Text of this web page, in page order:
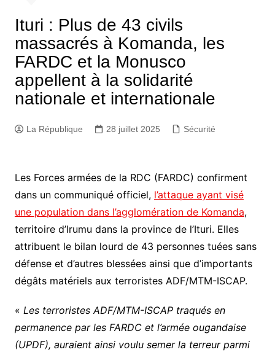
Ituri : Plus de 43 civils
massacrés à Komanda, les
FARDC et la Monusco
appellent à la solidarité
nationale et internationale
La République 28 juillet 2025 Sécurité
Les Forces armées de la RDC (FARDC) confirment
dans un communiqué officiel, l’attaque ayant visé
une population dans l’agglomération de Komanda,
territoire d’Irumu dans la province de l’Ituri. Elles
attribuent le bilan lourd de 43 personnes tuées sans
défense et d’autres blessées ainsi que d’importants
dégâts matériels aux terroristes ADF/MTM-ISCAP.
« Les terroristes ADF/MTM-ISCAP traqués en
permanence par les FARDC et l’armée ougandaise
(UPDF), auraient ainsi voulu semer la terreur parmi